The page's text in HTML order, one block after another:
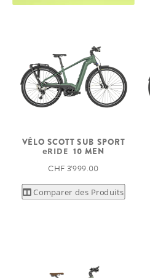
VÉLO SCOTT SUB SPORT
eRIDE 10 MEN
CHF 3’999.00
Comparer des Produits